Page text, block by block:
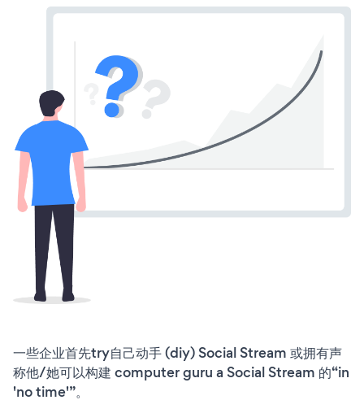
一些企业首先try自己动手 (diy) Social Stream 或拥有声
称他/她可以构建 computer guru a Social Stream 的“in
'no time'”。